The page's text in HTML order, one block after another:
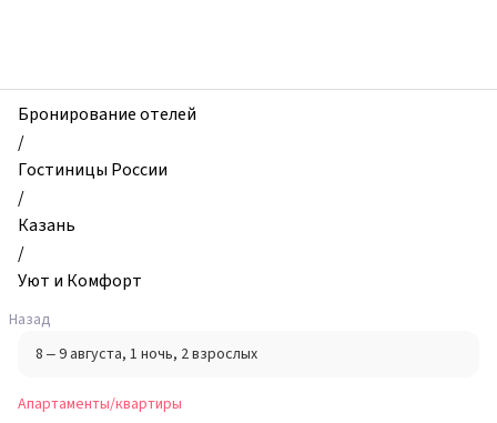
и
квартиры,
Уют
и
Комфорт,
Казань,
Россия
Бронирование отелей
/
Гостиницы России
/
Казань
/
Уют и Комфорт
Назад
8 – 9 августа, 1 ночь, 2 взрослых
Апартаменты/квартиры